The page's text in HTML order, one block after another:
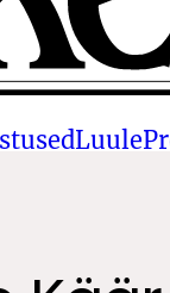
Luule